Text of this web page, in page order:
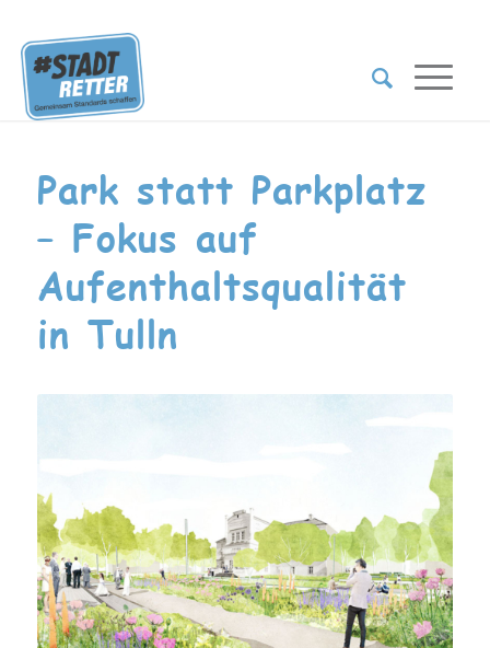
Park statt Parkplatz
– Fokus auf
Aufenthaltsqualität
in Tulln